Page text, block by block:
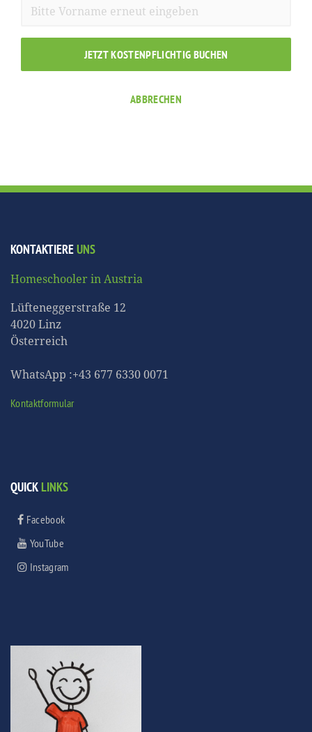
JETZT KOSTENPFLICHTIG BUCHEN
ABBRECHEN
KONTAKTIEREUNS
Homeschooler in Austria
Lüfteneggerstraße 12
4020 Linz
Österreich
WhatsApp :+43 677 6330 0071
Kontaktformular
QUICKLINKS
Facebook
YouTube
Instagram